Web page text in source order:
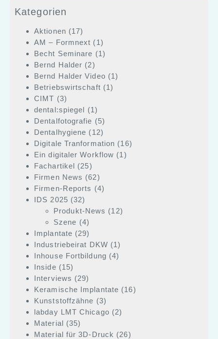
Kategorien
Aktionen (17)
AM – Formnext (1)
Becht Seminare (1)
Bernd Halder (2)
Bernd Halder Video (1)
Betriebswirtschaft (1)
CIMT (3)
dental:spiegel (1)
Dentalfotografie (5)
Dentalhygiene (12)
Digitale Tranformation (16)
Ein digitaler Workflow (1)
Fachartikel (25)
Firmen News (62)
Firmen-Reports (4)
IDS 2025 (32)
Produkt-News (12)
Szene (4)
Implantate (29)
Industriebeirat DKW (1)
Inhouse Fortbildung (4)
Inside (15)
Interviews (29)
Keramische Implantate (16)
Kunststoffzähne (3)
labday LMT Chicago (2)
Material (35)
Material für 3D-Druck (26)